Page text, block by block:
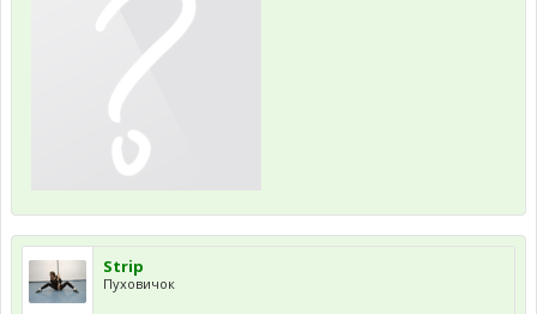
Strip
Пуховичок